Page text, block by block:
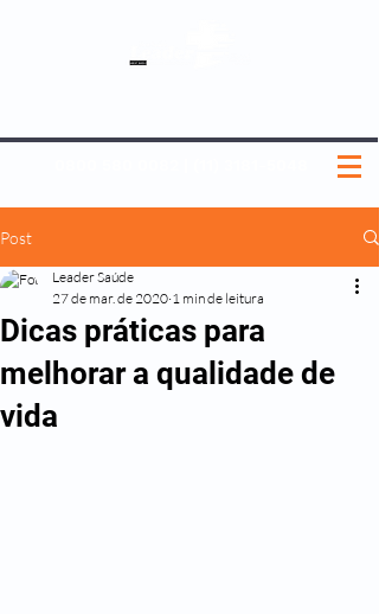
Post
Dicas práticas para
melhorar a qualidade de
vida
Leader Saúde
27 de mar. de 2020 1 min de leitura